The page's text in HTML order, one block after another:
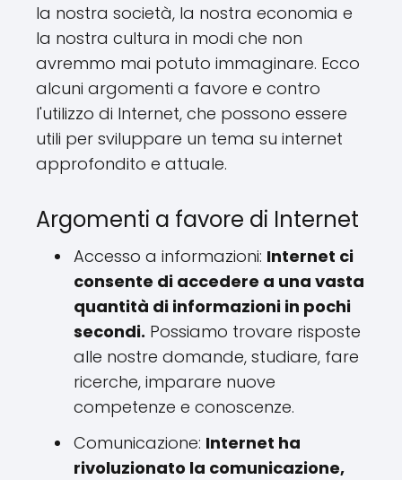
la nostra società, la nostra economia e
la nostra cultura in modi che non
avremmo mai potuto immaginare. Ecco
alcuni argomenti a favore e contro
l'utilizzo di Internet, che possono essere
utili per sviluppare un tema su internet
approfondito e attuale.
Argomenti a favore di Internet
Accesso a informazioni: Internet ci
consente di accedere a una vasta
quantità di informazioni in pochi
secondi. Possiamo trovare risposte
alle nostre domande, studiare, fare
ricerche, imparare nuove
competenze e conoscenze.
Comunicazione: Internet ha
rivoluzionato la comunicazione,